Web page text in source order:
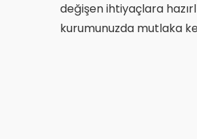
değişen ihtiyaçlara
kurumunuzda mutlaka